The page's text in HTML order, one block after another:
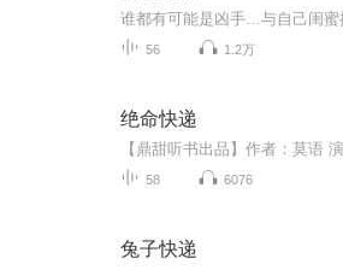
56 1.2万
绝命快递
58 6076
兔子快递